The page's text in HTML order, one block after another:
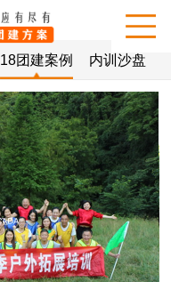
18团建案例 内训沙盘